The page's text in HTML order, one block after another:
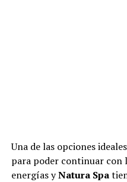
Una de las opciones
para poder continuar con
energías yNatura Spa